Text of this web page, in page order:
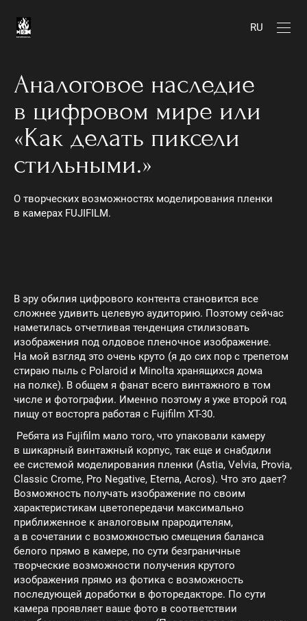
RU
Аналоговое наследие
в цифровом мире или
«Как делать пиксели
стильными.»
О творческих возможностях моделирования пленки
в камерах FUJIFILM.
В эру обилия цифрового контента становится все
сложнее удивить целевую аудиторию. Поэтому сейчас
наметилась отчетливая тенденция стилизовать
изображения под олдовое пленочное изображение.
На мой взгляд это очень круто (я до сих пор с трепетом
стираю пыль с Polaroid и Minolta хранящихся дома
на полке). В общем я фанат всего винтажного в том
числе и фотографии. Именно поэтому я уже второй год
пищу от восторга работая с Fujifilm XT-30.
Ребята из Fujifilm мало того, что упаковали камеру
в шикарный винтажный корпус, так еще и снабдили
ее системой моделирования пленки (Astia, Velvia, Provia,
Classic Crome, Pro Negative, Eterna, Acros). Что это дает?
Возможность получать изображение по своим
характеристикам цветопередачи максимально
приближенное к аналоговым прародителям,
а в сочетании с возможностью смещения баланса
белого прямо в камере, по сути безграничные
творческие возможности получения крутого
изображения прямо из фотика с возможность
последующей доработки в фоторедакторе. По сути
камера проявляет ваше фото в соответствии